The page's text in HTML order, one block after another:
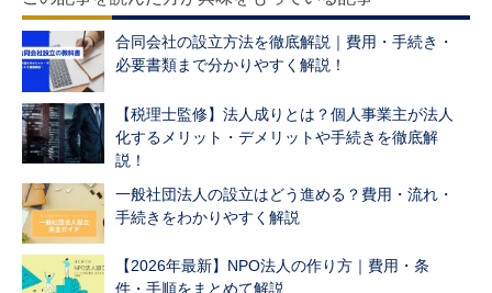
合同会社の設立方法を徹底解説｜費用・手続き・
必要書類まで分かりやすく解説！
【税理士監修】法人成りとは？個人事業主が法人
化するメリット・デメリットや手続きを徹底解
説！
一般社団法人の設立はどう進める？費用・流れ・
手続きをわかりやすく解説
【2026年最新】NPO法人の作り方｜費用・条
件・手順をまとめて解説